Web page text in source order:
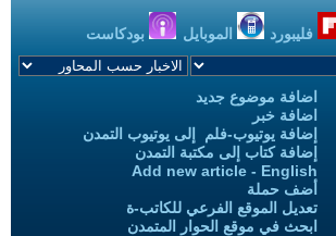
فليبورد الموبايل بودكاست
اضافة موضوع جديد
اضافة خبر
إضافة يوتيوب-فلم إلى يوتيوب التمدن
إضافة كتاب إلى مكتبة التمدن
Add new article - English
أضف حملة
تعديل الموقع الفرعي للكاتب-ة
ابحث في موقع الحوار المتمدن